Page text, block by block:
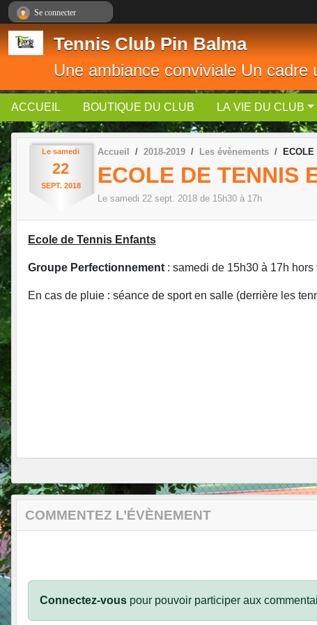
Tennis Club Pin Balma
Une ambiance conviviale Un cadre
ACCUEIL BOUTIQUE DU CLUB LA VIE DU CLUB
Le samedi
22
SEPT. 2018
Accueil 2018-2019 Les évènements
ECOLE DE TENNIS
Le samedi 22 sept. 2018 de 15h30 à 17h
Ecole de Tennis Enfants
Groupe Perfectionnement : samedi de 15h30 à 17h
En cas de pluie : séance de sport en salle (derrière les
COMMENTEZ L’ÉVÈNEMENT
Connectez-vous pour pouvoir participer aux
Se connecter
Panneau de gestion des cookies